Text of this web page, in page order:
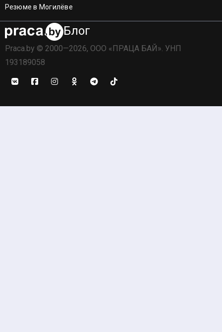
Резюме в Могилёве
Блог
Praca.by © 2000—2026, ООО «ПРАЦА БАЙ». УНП
193189058